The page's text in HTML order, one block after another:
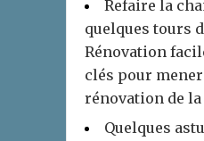
Refaire la
quelques tours
Rénovation
clés pour
rénovation de
Quelques